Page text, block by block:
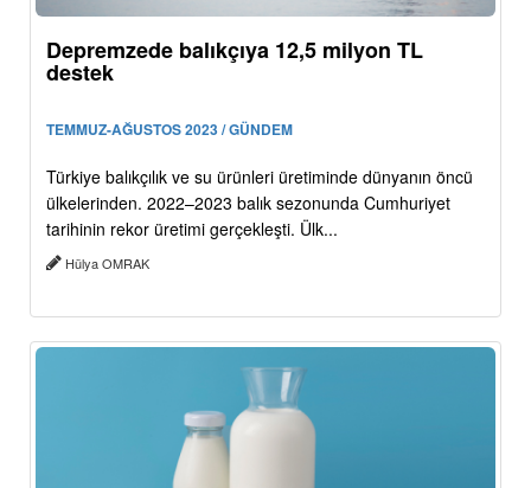
Depremzede balıkçıya 12,5 milyon TL
destek
TEMMUZ-AĞUSTOS 2023 / GÜNDEM
Türkiye balıkçılık ve su ürünleri üretiminde dünyanın öncü
ülkelerinden. 2022–2023 balık sezonunda Cumhuriyet
tarihinin rekor üretimi gerçekleşti. Ülk...
Hülya OMRAK